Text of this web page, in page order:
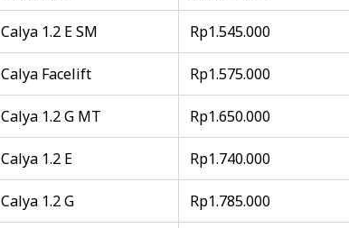
Calya 1.2 E SM Rp1.545.000
Calya Facelift Rp1.575.000
Calya 1.2 G MT Rp1.650.000
Calya 1.2 E Rp1.740.000
Calya 1.2 G Rp1.785.000